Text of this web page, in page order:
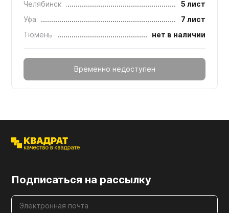
Челябинск
5 лист
Уфа
7 лист
Тюмень
нет в наличии
Временно недоступен
Подписаться на рассылку